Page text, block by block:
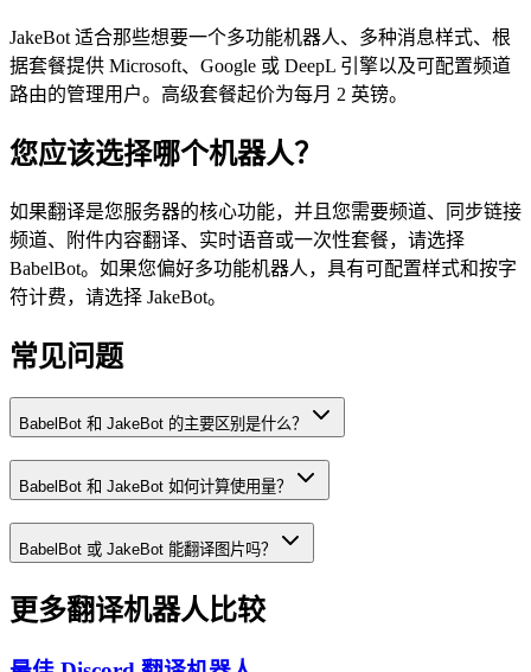
JakeBot 适合那些想要一个多功能机器人、多种消息样式、根
据套餐提供 Microsoft、Google 或 DeepL 引擎以及可配置频道
路由的管理用户。高级套餐起价为每月 2 英镑。
您应该选择哪个机器人？
如果翻译是您服务器的核心功能，并且您需要频道、同步链接
频道、附件内容翻译、实时语音或一次性套餐，请选择
BabelBot。如果您偏好多功能机器人，具有可配置样式和按字
符计费，请选择 JakeBot。
常见问题
BabelBot 和 JakeBot 的主要区别是什么？
BabelBot 和 JakeBot 如何计算使用量？
BabelBot 或 JakeBot 能翻译图片吗？
更多翻译机器人比较